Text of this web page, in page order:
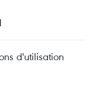
d'utilisation